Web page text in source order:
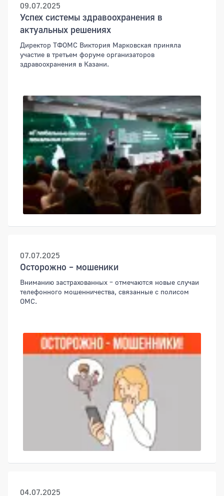
09.07.2025
Успех системы здравоохранения в
актуальных решениях
Директор ТФОМС Виктория Марковская приняла
участие в третьем форуме организаторов
здравоохранения в Казани.
07.07.2025
Осторожно – мошеники
Вниманию застрахованных – отмечаются новые случаи
телефонного мошенничества, связанные с полисом
ОМС.
04.07.2025